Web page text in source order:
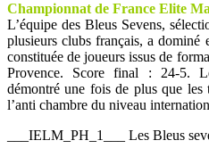
Championnat de France Elite
L’équipe des Bleus Sevens,
plusieurs clubs français, a dominé
constituée de joueurs issus de
Provence. Score final : 24-5.
démontré une fois de plus que
l’anti chambre du niveau
___IELM_PH_1___ Les Bleus